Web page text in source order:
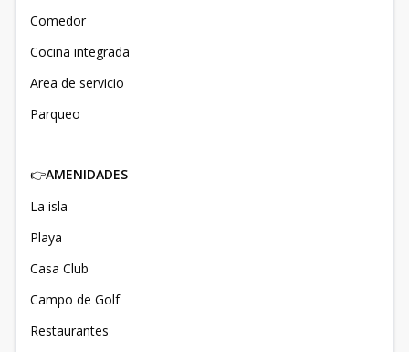
Comedor
Cocina integrada
Area de servicio
Parqueo
👉AMENIDADES
La isla
Playa
Casa Club
Campo de Golf
Restaurantes